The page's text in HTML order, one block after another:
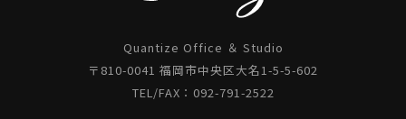
Quantize Office ＆ Studio
〒810-0041 福岡市中央区大名1-5-5-602
TEL/FAX：092-791-2522